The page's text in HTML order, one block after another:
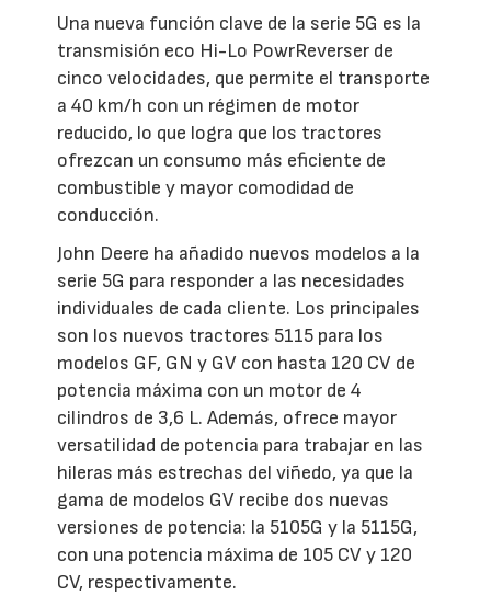
Una nueva función clave de la serie 5G es la
transmisión eco Hi-Lo PowrReverser de
cinco velocidades, que permite el transporte
a 40 km/h con un régimen de motor
reducido, lo que logra que los tractores
ofrezcan un consumo más eficiente de
combustible y mayor comodidad de
conducción.
John Deere ha añadido nuevos modelos a la
serie 5G para responder a las necesidades
individuales de cada cliente. Los principales
son los nuevos tractores 5115 para los
modelos GF, GN y GV con hasta 120 CV de
potencia máxima con un motor de 4
cilindros de 3,6 L. Además, ofrece mayor
versatilidad de potencia para trabajar en las
hileras más estrechas del viñedo, ya que la
gama de modelos GV recibe dos nuevas
versiones de potencia: la 5105G y la 5115G,
con una potencia máxima de 105 CV y 120
CV, respectivamente.